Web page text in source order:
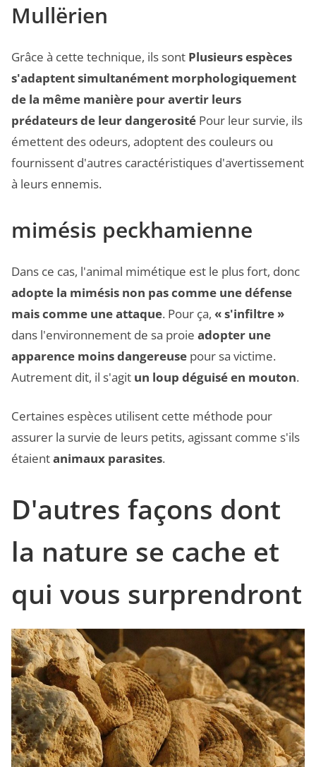
Mullërien
Grâce à cette technique, ils sont Plusieurs espèces
s'adaptent simultanément morphologiquement
de la même manière pour avertir leurs
prédateurs de leur dangerosité Pour leur survie, ils
émettent des odeurs, adoptent des couleurs ou
fournissent d'autres caractéristiques d'avertissement
à leurs ennemis.
mimésis peckhamienne
Dans ce cas, l'animal mimétique est le plus fort, donc
adopte la mimésis non pas comme une défense
mais comme une attaque. Pour ça, « s'infiltre »
dans l'environnement de sa proie adopter une
apparence moins dangereuse pour sa victime.
Autrement dit, il s'agit un loup déguisé en mouton.
Certaines espèces utilisent cette méthode pour
assurer la survie de leurs petits, agissant comme s'ils
étaientanimaux parasites.
D'autres façons dont
la nature se cache et
qui vous surprendront